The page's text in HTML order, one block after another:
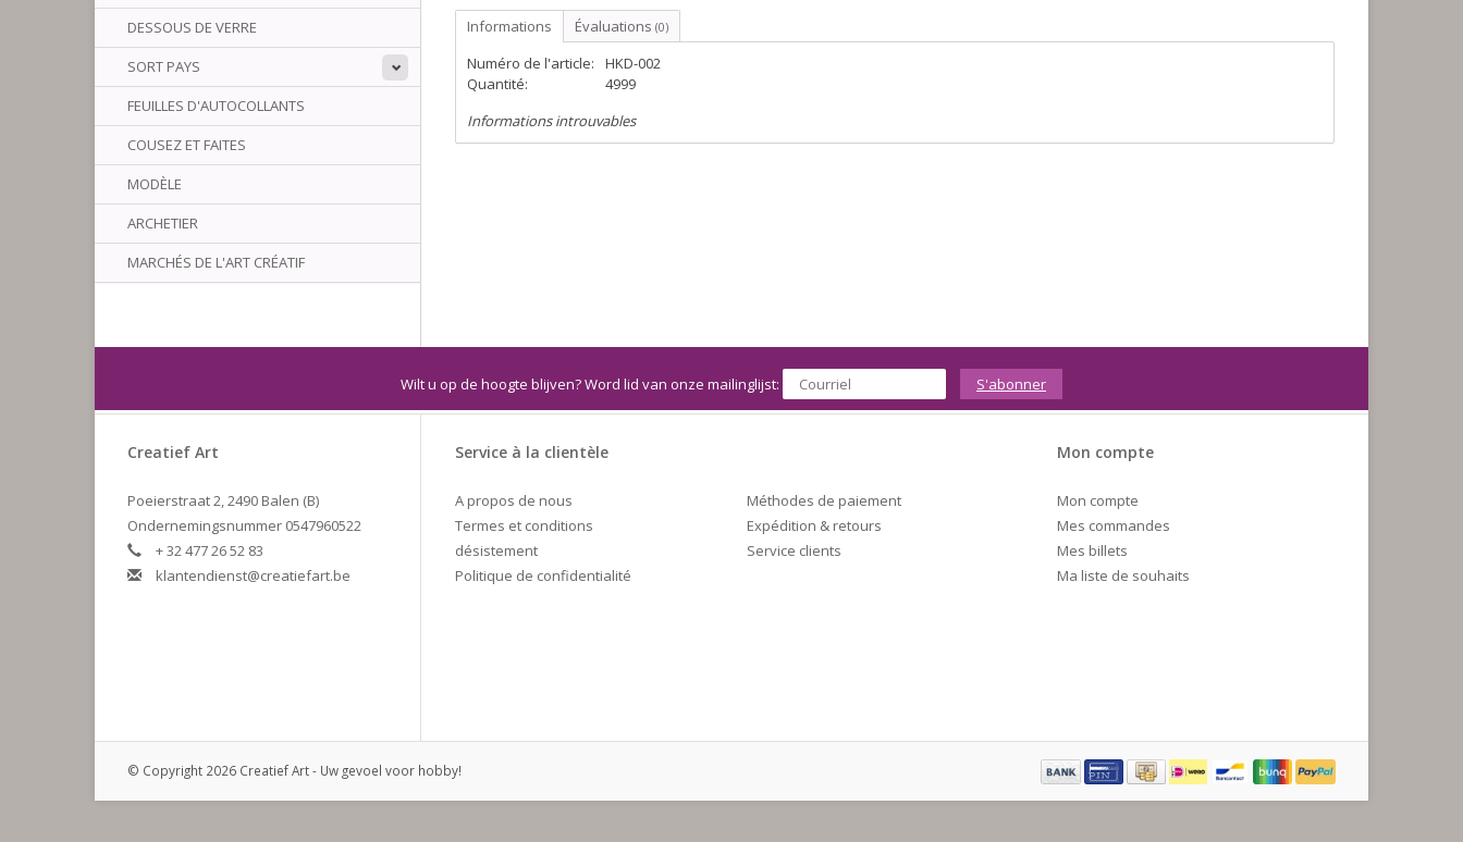
DESSOUS DE VERRE
SORT PAYS
FEUILLES D'AUTOCOLLANTS
COUSEZ ET FAITES
MODÈLE
ARCHETIER
MARCHÉS DE L'ART CRÉATIF
Informations Évaluations (0)
Numéro de l'article:
HKD-002
Quantité:
4999
Informations introuvables
Wilt u op de hoogte blijven? Word lid van onze mailinglijst: S'abonner
Creatief Art
Poeierstraat 2, 2490 Balen (B)
Ondernemingsnummer 0547960522
+ 32 477 26 52 83
klantendienst@creatiefart.be
Service à la clientèle
A propos de nous
Termes et conditions
désistement
Politique de confidentialité
Méthodes de paiement
Expédition & retours
Service clients
Mon compte
Mon compte
Mes commandes
Mes billets
Ma liste de souhaits
© Copyright 2026 Creatief Art - Uw gevoel voor hobby!